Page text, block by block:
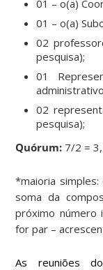
01 – o(a)
01 – o(a)
02
pesquisa);
01
02
pesquisa);
Quórum: 7/2 =
*maioria simples:
soma da
próximo número
for par –
As reuniões